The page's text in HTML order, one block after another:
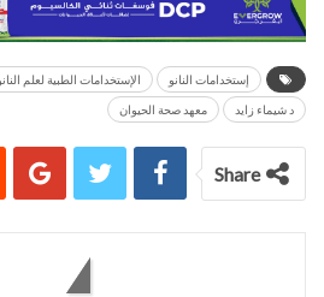
إستخدامات النانو الإستخدامات الطبية لعلم
د شيماء زايد معهد صحة الحيوان
Share